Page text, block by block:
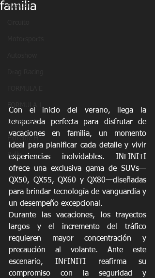
NASCAR
FORMULA 1
Extreme E
Rally
familia
Con el inicio del verano, llega la
temporada perfecta para disfrutar de
vacaciones en familia, un momento
ideal para planificar cada detalle y vivir
experiencias inolvidables. INFINITI
ofrece una exclusiva gama de SUVs—
QX50, QX55, QX60 y QX80—diseñadas
para brindar tecnología de vanguardia y
un desempeño excepcional.
Durante las vacaciones, los trayectos
largos y el incremento del tráfico
requieren mayor concentración y
precaución al volante. Ante este
escenario, INFINITI reafirma su
compromiso con la seguridad y